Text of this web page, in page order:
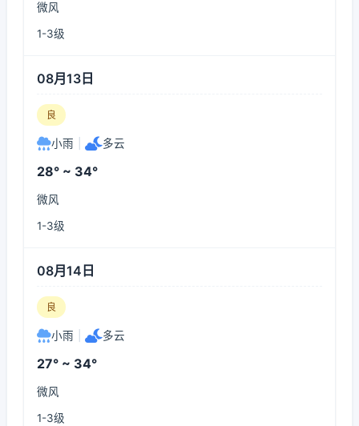
微风
1-3级
08月13日
良
小雨 多云
28° ~ 34°
微风
1-3级
08月14日
良
小雨 多云
27° ~ 34°
微风
1-3级